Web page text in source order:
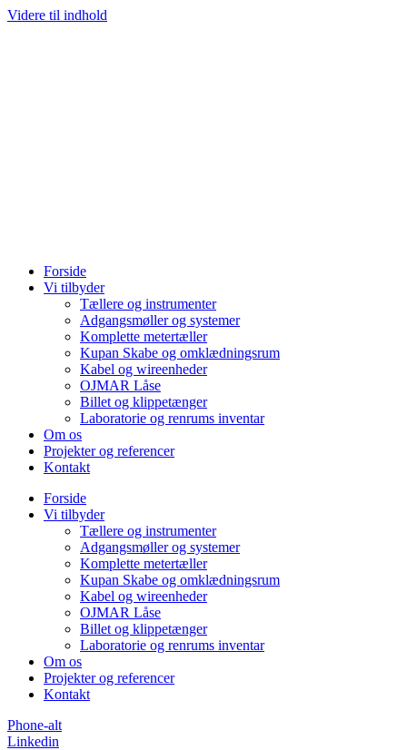
Videre til indhold
Forside
Vi tilbyder
Tællere og instrumenter
Adgangsmøller og systemer
Komplette metertæller
Kupan Skabe og omklædningsrum
Kabel og wireenheder
OJMAR Låse
Billet og klippetænger
Laboratorie og renrums inventar
Om os
Projekter og referencer
Kontakt
Forside
Vi tilbyder
Tællere og instrumenter
Adgangsmøller og systemer
Komplette metertæller
Kupan Skabe og omklædningsrum
Kabel og wireenheder
OJMAR Låse
Billet og klippetænger
Laboratorie og renrums inventar
Om os
Projekter og referencer
Kontakt
Phone-alt
Linkedin